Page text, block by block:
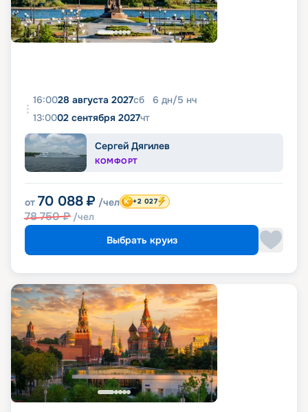
16:0028 августа 2027сб 6 дн/5 нч
13:0002 сентября 2027чт
Сергей Дягилев
КОМФОРТ
от 70 088 ₽ /чел
78 750₽ /чел
+2 027
Выбрать круиз